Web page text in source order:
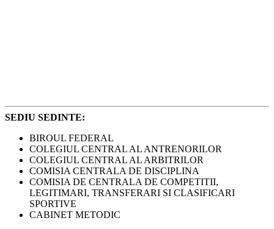
SEDIU SEDINTE:
BIROUL FEDERAL
COLEGIUL CENTRAL AL ANTRENORILOR
COLEGIUL CENTRAL AL ARBITRILOR
COMISIA CENTRALA DE DISCIPLINA
COMISIA DE CENTRALA DE COMPETITII,
LEGITIMARI, TRANSFERARI SI CLASIFICARI
SPORTIVE
CABINET METODIC